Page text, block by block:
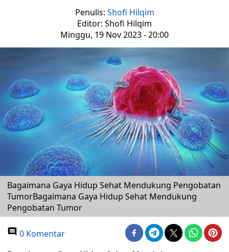
Penulis: Shofi Hilqim
Editor: Shofi Hilqim
Minggu, 19 Nov 2023 - 20:00
Bagaimana Gaya Hidup Sehat Mendukung Pengobatan
TumorBagaimana Gaya Hidup Sehat Mendukung
Pengobatan Tumor
0 Komentar